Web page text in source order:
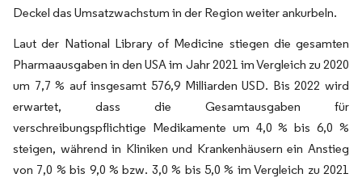
Deckel das Umsatzwachstum in der Region weiter ankurbeln.
Laut der National Library of Medicine stiegen die gesamten
Pharmaausgaben in den USA im Jahr 2021 im Vergleich zu 2020
um 7,7 % auf insgesamt 576,9 Milliarden USD. Bis 2022 wird
erwartet, dass die Gesamtausgaben für
verschreibungspflichtige Medikamente um 4,0 % bis 6,0 %
steigen, während in Kliniken und Krankenhäusern ein Anstieg
von 7,0 % bis 9,0 % bzw. 3,0 % bis 5,0 % im Vergleich zu 2021